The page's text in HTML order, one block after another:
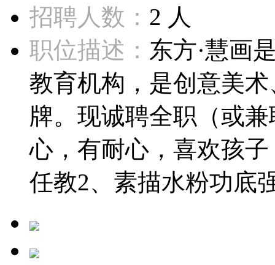
招聘人数： 2 人
职位描述： 东方·慧画
教育机构，是创意美
牌。现诚聘全职（或
心，有耐心，喜欢孩
任教2、素描水粉功底